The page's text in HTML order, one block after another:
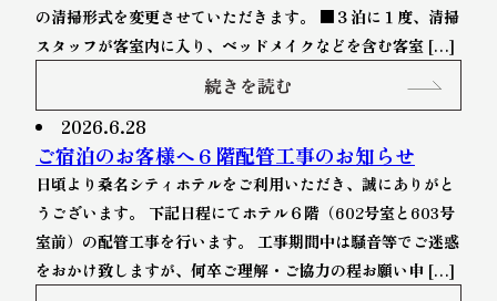
の清掃形式を変更させていただきます。 ■３泊に１度、清掃
スタッフが客室内に入り、ベッドメイクなどを含む客室 […]
続きを読む
2026.6.28
ご宿泊のお客様へ６階配管工事のお知らせ
日頃より桑名シティホテルをご利用いただき、誠にありがと
うございます。 下記日程にてホテル６階（602号室と603号
室前）の配管工事を行います。 工事期間中は騒音等でご迷惑
をおかけ致しますが、何卒ご理解・ご協力の程お願い申 […]